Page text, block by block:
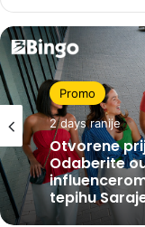
Promo
2 days ranije
Otvorene
Odaberite
tepihu